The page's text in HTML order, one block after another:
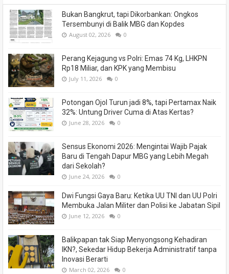
Bukan Bangkrut, tapi Dikorbankan: Ongkos
Tersembunyi di Balik MBG dan Kopdes
August 02, 2026 0
Perang Kejagung vs Polri: Emas 74 Kg, LHKPN
Rp18 Miliar, dan KPK yang Membisu
July 11, 2026 0
Potongan Ojol Turun jadi 8%, tapi Pertamax Naik
32%: Untung Driver Cuma di Atas Kertas?
June 28, 2026 0
Sensus Ekonomi 2026: Mengintai Wajib Pajak
Baru di Tengah Dapur MBG yang Lebih Megah
dari Sekolah?
June 24, 2026 0
Dwi Fungsi Gaya Baru: Ketika UU TNI dan UU Polri
Membuka Jalan Militer dan Polisi ke Jabatan Sipil
June 12, 2026 0
Balikpapan tak Siap Menyongsong Kehadiran
IKN?, Sekedar Hidup Bekerja Administratif tanpa
Inovasi Berarti
March 02, 2026 0